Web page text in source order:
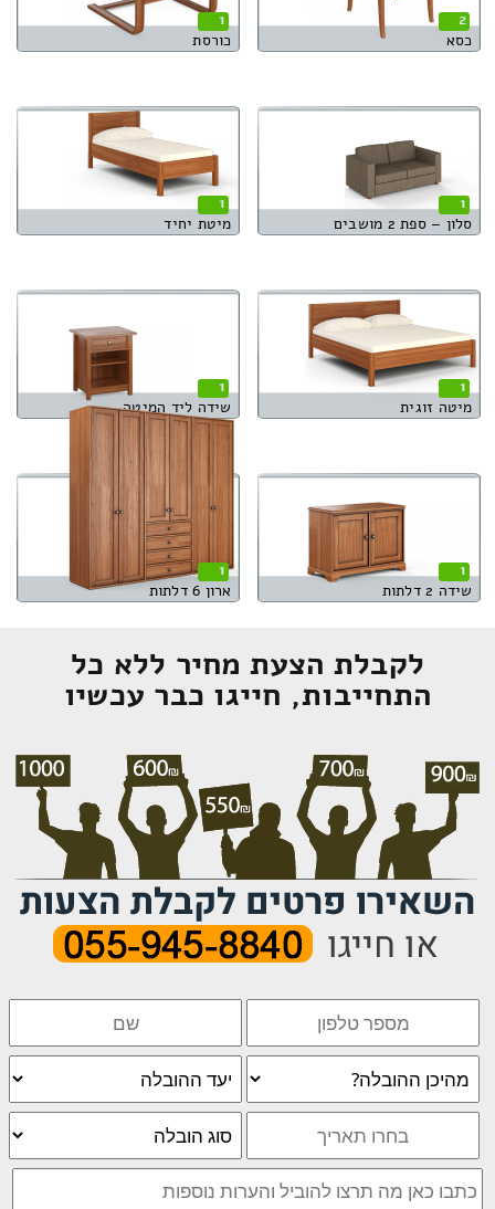
2
כסא
1
כורסת
1
סלון – ספת 2 מושבים
1
מיטת יחיד
1
מיטה זוגית
1
שידה ליד המיטה
1
שידה 2 דלתות
1
ארון 6 דלתות
לקבלת הצעת מחיר ללא כל
התחייבות, חייגו כבר עכשיו